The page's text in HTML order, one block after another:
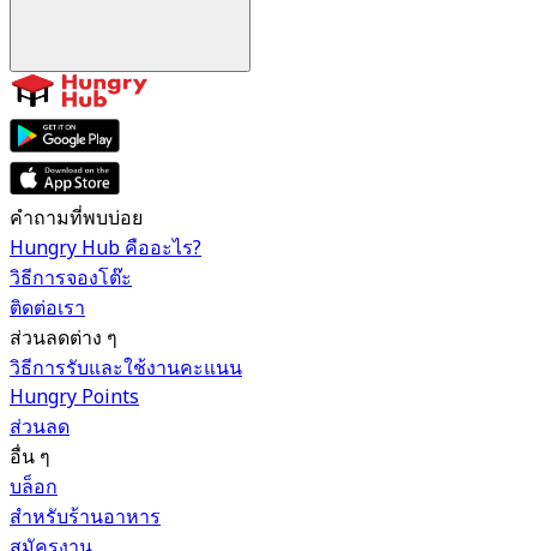
คำถามที่พบบ่อย
Hungry Hub คืออะไร?
วิธีการจองโต๊ะ
ติดต่อเรา
ส่วนลดต่าง ๆ
วิธีการรับและใช้งานคะแนน
Hungry Points
ส่วนลด
อื่น ๆ
บล็อก
สำหรับร้านอาหาร